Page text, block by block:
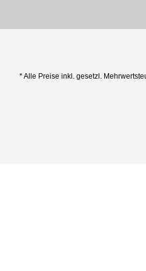
* Alle Preise inkl. gesetzl.